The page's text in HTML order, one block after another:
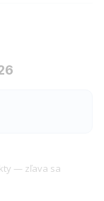
— zľava sa